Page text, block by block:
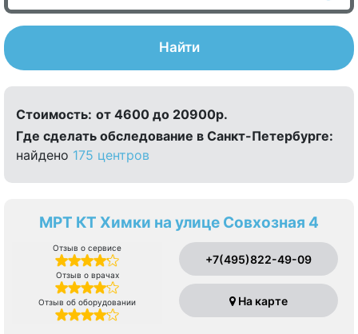
Найти
Стоимость: от 4600 до 20900р.
Где сделать обследование в Санкт-Петербурге:
найдено 175 центров
МРТ КТ Химки на улице Совхозная 4
Отзыв о сервисе
Отзыв о врачах
Отзыв об оборудовании
+7(495)822-49-09
На карте